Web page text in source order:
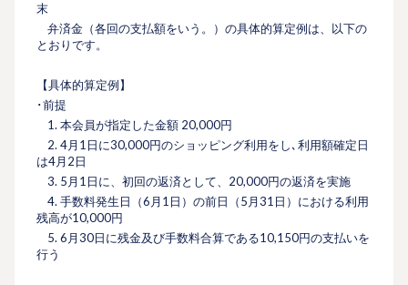
末
弁済⾦（各回の⽀払額をいう。）の具体的算定例は、以下の
とおりです。
【具体的算定例】
･前提
1. 本会員が指定した⾦額 20,000円
2. 4⽉1⽇に30,000円のショッピング利⽤をし､利⽤額確定⽇
は4⽉2⽇
3. 5月1日に、初回の返済として、20,000円の返済を実施
4. ⼿数料発⽣⽇（6⽉1⽇）の前⽇（5⽉31⽇）における利⽤
残⾼が10,000円
5. 6⽉30⽇に残金及び手数料合算である10,150円の⽀払いを
⾏う